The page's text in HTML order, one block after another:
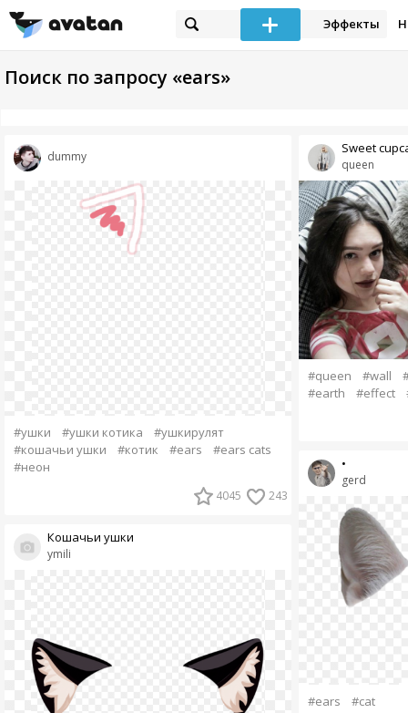
Эффекты
Поиск по запросу «ears»
dummy
#ушки #ушки котика
#ушкирулят
#кошачьи ушки
#котик #ears
#ears cats
#неон
4045 243
ymili
Кошачьи ушки
queen
Sweet
#queen #wall
#earth
#effect
gerd
•
#ears #cat